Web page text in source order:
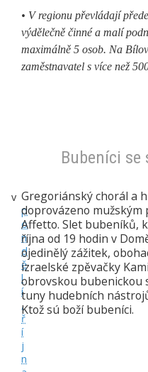
• V regionu převládají
výdělečně činné a malí
maximálně 5 osob. Na
zaměstnavatel s více než
v
p
o
n
d
ě
l
í
,
ř
í
j
n
Bubeníci se
Gregoriánský chorál a
doprovázeno mužským
Affetto. Slet bubeníků,
října od 19 hodin v
ojedinělý zážitek,
izraelské zpěvačky
obrovskou bubenickou
tuny hudebních
Ktož sú boží bubeníci.